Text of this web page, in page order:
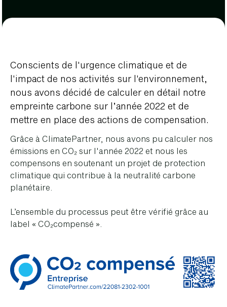
Conscients de l'urgence climatique et de
l'impact de nos activités sur l'environnement,
nous avons décidé de calculer en détail notre
empreinte carbone sur l’année 2022 et de
mettre en place des actions de compensation.
Grâce à ClimatePartner, nous avons pu calculer nos
émissions en CO₂ sur l'année 2022 et nous les
compensons en soutenant un projet de protection
climatique qui contribue à la neutralité carbone
planétaire.
L’ensemble du processus peut être vérifié grâce au
label « CO₂compensé ».